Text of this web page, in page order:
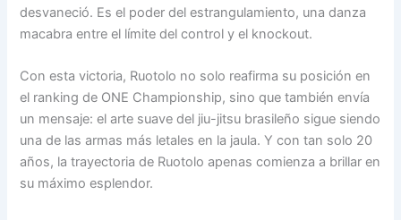
desvaneció. Es el poder del estrangulamiento, una danza
macabra entre el límite del control y el knockout.
Con esta victoria, Ruotolo no solo reafirma su posición en
el ranking de ONE Championship, sino que también envía
un mensaje: el arte suave del jiu-jitsu brasileño sigue siendo
una de las armas más letales en la jaula. Y con tan solo 20
años, la trayectoria de Ruotolo apenas comienza a brillar en
su máximo esplendor.